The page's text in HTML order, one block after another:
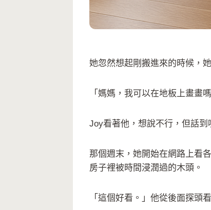
她忽然想起剛搬進來的時候，
「媽媽，我可以在地板上畫畫
Joy看著他，想說不行，但話
那個週末，她開始在網路上看
房子裡被時間浸潤過的木頭。
「這個好看。」他從後面探頭看